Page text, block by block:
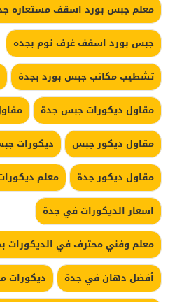
معلم جبس بورد اسقف مستعاره
جبس بورد اسقف غرف نوم بجده
تشطيب مكاتب جبس بورد بجدة
مقاول ديكورات جبس جدة
مقاول ديكور جبس
ديكورات
مقاول ديكور جدة
معلم
اسعار الديكورات في جدة
معلم وفني محترف في الديكورات
أفضل دهان في جدة
ديكورات